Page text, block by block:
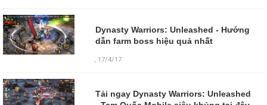
Dynasty Warriors: Unleashed - Hướng
dẫn farm boss hiệu quả nhất
, 17/4/17
Tải ngay Dynasty Warriors: Unleashed